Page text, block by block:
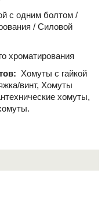
с одним болтом /
/ Силовой
хроматирования
Хомуты с гайкой
винт, Хомуты
хомуты,